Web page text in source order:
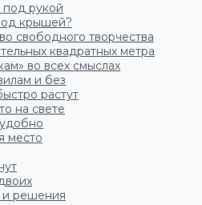
под рукой
крышей?
свободного творчества
квадратных метра
во всех смыслах
и без
растут
на свете
место
и решения